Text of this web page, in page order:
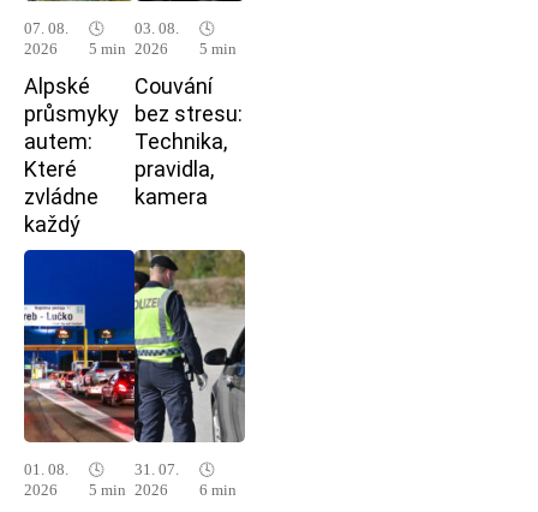
07. 08.
2026
🕓
5 min
Alpské
průsmyky
autem:
Které
zvládne
každý
03. 08.
2026
🕓
5 min
Couvání
bez stresu:
Technika,
pravidla,
kamera
01. 08.
2026
🕓
5 min
31. 07.
2026
🕓
6 min